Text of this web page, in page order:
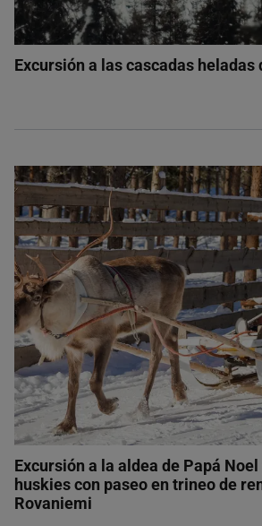
Excursión a las cascadas heladas
Excursión a la aldea de Papá
huskies con paseo en trineo de
Rovaniemi